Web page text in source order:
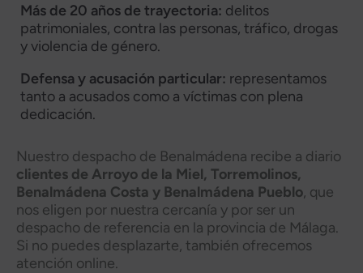
Más de 20 años de trayectoria: delitos
patrimoniales, contra las personas, tráfico, drogas
y violencia de género.
Defensa y acusación particular: representamos
tanto a acusados como a víctimas con plena
dedicación.
Nuestro despacho de Benalmádena recibe a diario
clientes de Arroyo de la Miel, Torremolinos,
Benalmádena Costa y Benalmádena Pueblo, que
nos eligen por nuestra cercanía y por ser un
despacho de referencia en la provincia de Málaga.
Si no puedes desplazarte, también ofrecemos
atención online.